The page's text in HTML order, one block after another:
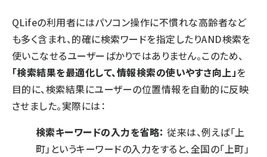
QLifeの利用者にはパソコン操作に不慣れな高齢者など
も多く含まれ、的確に検索ワードを指定したりAND検索を
使いこなせるユーザーばかりではありません。このため、
「検索結果を最適化して、情報検索の使いやすさ向上」を
目的に、検索結果にユーザーの位置情報を自動的に反映
させました。実際には：
検索キーワードの入力を省略： 従来は、例えば「上
町」というキーワードの入力をすると、全国の「上町」